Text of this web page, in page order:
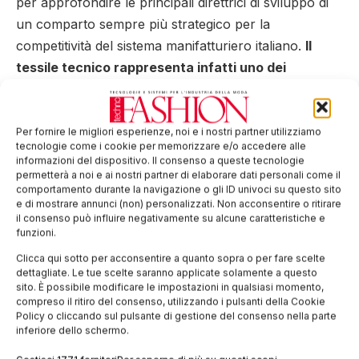
Per fornire le migliori esperienze, noi e i nostri partner utilizziamo
tecnologie come i cookie per memorizzare e/o accedere alle
informazioni del dispositivo. Il consenso a queste tecnologie
permetterà a noi e ai nostri partner di elaborare dati personali come il
comportamento durante la navigazione o gli ID univoci su questo sito
e di mostrare annunci (non) personalizzati. Non acconsentire o ritirare
il consenso può influire negativamente su alcune caratteristiche e
funzioni.
Clicca qui sotto per acconsentire a quanto sopra o per fare scelte
dettagliate. Le tue scelte saranno applicate solamente a questo
sito. È possibile modificare le impostazioni in qualsiasi momento,
compreso il ritiro del consenso, utilizzando i pulsanti della Cookie
Policy o cliccando sul pulsante di gestione del consenso nella parte
inferiore dello schermo.
un comparto sempre più strategico per la
competitività del sistema manifatturiero italiano. Il
tessile tecnico rappresenta infatti uno dei
segmenti più innovativi dell’industria nazionale
con applicazioni che spaziano dall’abbigliamento
tecnico e professionale all’automotive, dall’edilizia alla
salute, fino all’aerospazio, alla difesa e aglismart
textiles.
La parte pubblica dei lavori ha ospitato due tavole
rotonde dedicate alle principali direttrici di
innovazione del settore. La prima ha esplorato il
contributo dell’intelligenza artificialealla
trasformazione delle imprese del tessile tecnico, con
particolare attenzione all’ottimizzazione dei processi,
all’utilizzo dei dati, allo sviluppo delle competenze e